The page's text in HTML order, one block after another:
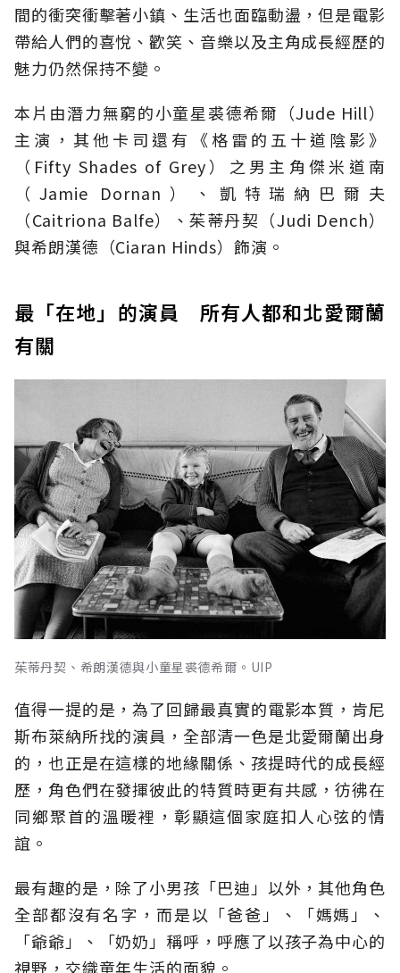
間的衝突衝擊著小鎮、生活也面臨動盪，但是電影
帶給人們的喜悅、歡笑、音樂以及主角成長經歷的
魅力仍然保持不變。
本片由潛力無窮的小童星裘德希爾（Jude Hill）
主演，其他卡司還有《格雷的五十道陰影》
（Fifty Shades of Grey）之男主角傑米道南
（Jamie Dornan）、凱特瑞納巴爾夫
（Caitriona Balfe）、茱蒂丹契（Judi Dench）
與希朗漢德（Ciaran Hinds）飾演。
最「在地」的演員 所有人都和北愛爾蘭
有關
茱蒂丹契、希朗漢德與小童星裘德希爾。UIP
值得一提的是，為了回歸最真實的電影本質，肯尼
斯布萊納所找的演員，全部清一色是北愛爾蘭出身
的，也正是在這樣的地緣關係、孩提時代的成長經
歷，角色們在發揮彼此的特質時更有共感，彷彿在
同鄉聚首的溫暖裡，彰顯這個家庭扣人心弦的情
誼。
最有趣的是，除了小男孩「巴迪」以外，其他角色
全部都沒有名字，而是以「爸爸」、「媽媽」、
「爺爺」、「奶奶」稱呼，呼應了以孩子為中心的
視野，交織童年生活的面貌。